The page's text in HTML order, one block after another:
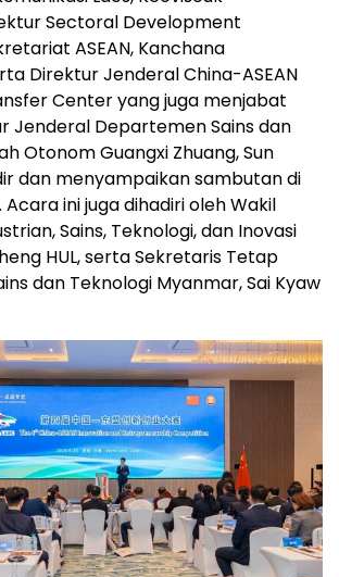
Sectoral Development
ASEAN, Kanchana
Direktur Jenderal China-ASEAN
Center yang juga menjabat
Jenderal Departemen Sains dan
Otonom Guangxi Zhuang, Sun
dan menyampaikan sambutan di
ini juga dihadiri oleh Wakil
Sains, Teknologi, dan Inovasi
HUL, serta Sekretaris Tetap
dan Teknologi Myanmar, Sai Kyaw